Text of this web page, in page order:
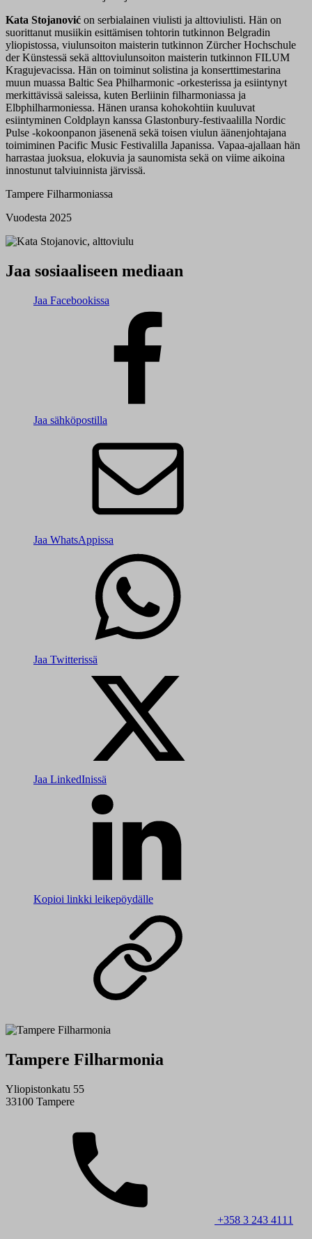
Kata Stojanović on serbialainen viulisti ja alttoviulisti. Hän on
suorittanut musiikin esittämisen tohtorin tutkinnon Belgradin
yliopistossa, viulunsoiton maisterin tutkinnon Zürcher Hochschule
der Künstessä sekä alttoviulunsoiton maisterin tutkinnon FILUM
Kragujevacissa. Hän on toiminut solistina ja konserttimestarina
muun muassa Baltic Sea Philharmonic -orkesterissa ja esiintynyt
merkittävissä saleissa, kuten Berliinin filharmoniassa ja
Elbphilharmoniessa. Hänen uransa kohokohtiin kuuluvat
esiintyminen Coldplayn kanssa Glastonbury-festivaalilla Nordic
Pulse -kokoonpanon jäsenenä sekä toisen viulun äänenjohtajana
toimiminen Pacific Music Festivalilla Japanissa. Vapaa-ajallaan hän
harrastaa juoksua, elokuvia ja saunomista sekä on viime aikoina
innostunut talviuinnista järvissä.
Tampere Filharmoniassa
Vuodesta 2025
Jaa sosiaaliseen mediaan
Jaa Facebookissa
Jaa sähköpostilla
Jaa WhatsAppissa
Jaa Twitterissä
Jaa LinkedInissä
Kopioi linkki leikepöydälle
Tampere Filharmonia
Yliopistonkatu 55
33100 Tampere
+358 3 243 4111